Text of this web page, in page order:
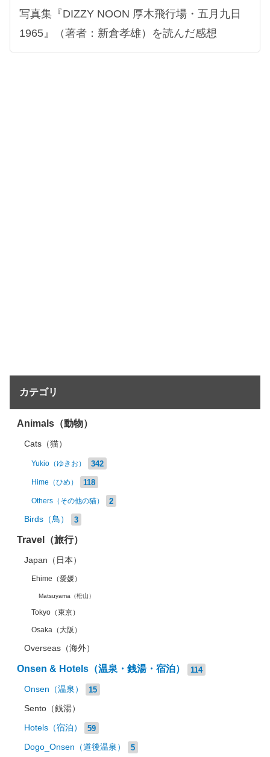
写真集『DIZZY NOON 厚木飛行場・五月九日
1965』（著者：新倉孝雄）を読んだ感想
カテゴリ
Animals（動物）
Cats（猫）
Yukio（ゆきお） 342
Hime（ひめ） 118
Others（その他の猫） 2
Birds（鳥） 3
Travel（旅行）
Japan（日本）
Ehime（愛媛）
Matsuyama（松山）
Tokyo（東京）
Osaka（大阪）
Overseas（海外）
Onsen & Hotels（温泉・銭湯・宿泊） 114
Onsen（温泉） 15
Sento（銭湯）
Hotels（宿泊） 59
Dogo_Onsen（道後温泉） 5